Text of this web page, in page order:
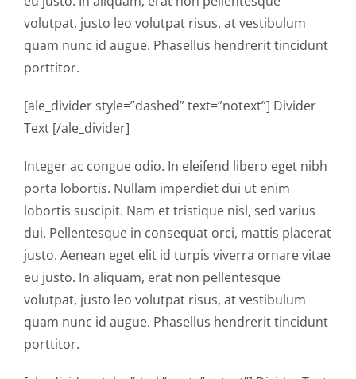
volutpat, justo leo volutpat risus, at vestibulum
quam nunc id augue. Phasellus hendrerit tincidunt
porttitor.
[ale_divider style=”dashed” text=”notext”] Divider
Text [/ale_divider]
Integer ac congue odio. In eleifend libero eget nibh
porta lobortis. Nullam imperdiet dui ut enim
lobortis suscipit. Nam et tristique nisl, sed varius
dui. Pellentesque in consequat orci, mattis placerat
justo. Aenean eget elit id turpis viverra ornare vitae
eu justo. In aliquam, erat non pellentesque
volutpat, justo leo volutpat risus, at vestibulum
quam nunc id augue. Phasellus hendrerit tincidunt
porttitor.